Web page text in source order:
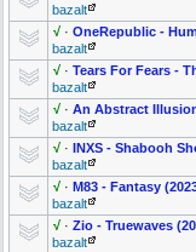
bazalt
√ · OneRepublic -
bazalt
√ · Tears For Fears -
bazalt
√ · An Abstract
bazalt
√ · INXS - Shabooh
bazalt
√ · M83 - Fantasy
bazalt
√ · Zio - Truewaves
bazalt